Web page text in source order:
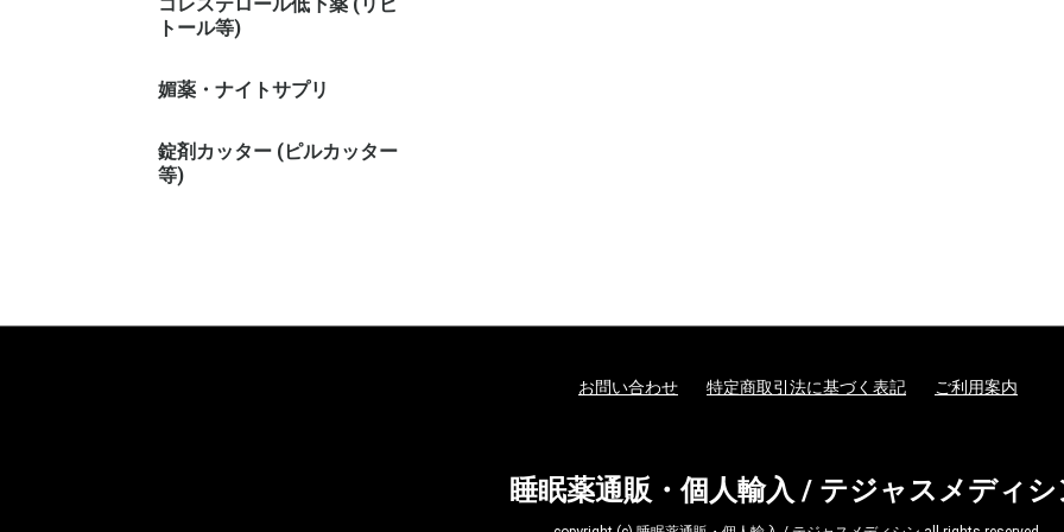
コレステロール低下薬 (リピ
トール等)
媚薬・ナイトサプリ
錠剤カッター (ピルカッター
等)
お問い合わせ 特定商取引法に基づく表記 ご利用案内
睡眠薬通販・個人輸入 / テジャスメディシ